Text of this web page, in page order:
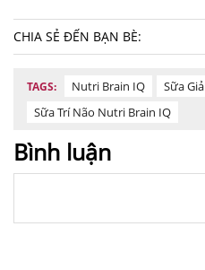
CHIA SẺ ĐẾN BẠN BÈ:
TAGS: Nutri Brain IQ Sữa Giả
Sữa Trí Não Nutri Brain IQ
Bình luận